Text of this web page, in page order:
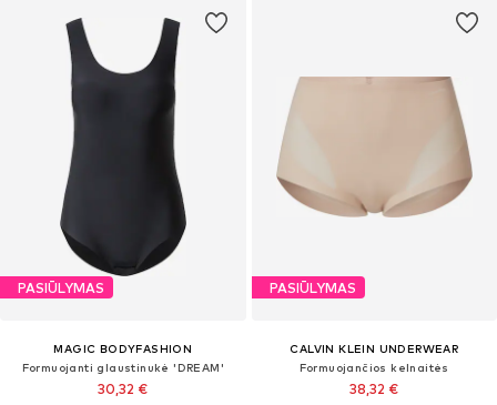
PASIŪLYMAS
MAGIC BODYFASHION
Formuojanti glaustinukė 'DREAM'
30,32 €
PASIŪLYMAS
CALVIN KLEIN UNDERWEAR
Formuojančios kelnaitės
38,32 €